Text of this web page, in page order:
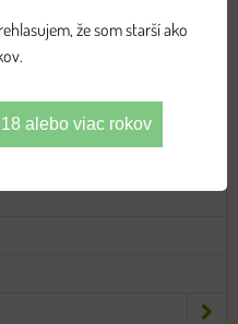
že som starší ako
alebo viac rokov